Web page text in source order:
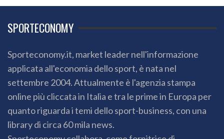
SPORTECONOMY
Sporteconomy.it, market leader nell'informazione
applicata all'economia dello sport, è nata nel
settembre 2004. Attualmente è l'agenzia stampa
online più cliccata in Italia e tra le prime in Europa per
quanto riguarda i temi dello sport-business, con una
library di circa 60 mila news.